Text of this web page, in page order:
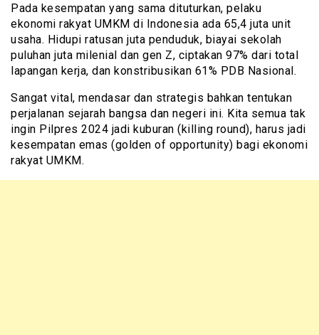
Pada kesempatan yang sama dituturkan, pelaku
ekonomi rakyat UMKM di Indonesia ada 65,4 juta unit
usaha. Hidupi ratusan juta penduduk, biayai sekolah
puluhan juta milenial dan gen Z, ciptakan 97% dari total
lapangan kerja, dan konstribusikan 61% PDB Nasional.
Sangat vital, mendasar dan strategis bahkan tentukan
perjalanan sejarah bangsa dan negeri ini. Kita semua tak
ingin Pilpres 2024 jadi kuburan (killing round), harus jadi
kesempatan emas (golden of opportunity) bagi ekonomi
rakyat UMKM.